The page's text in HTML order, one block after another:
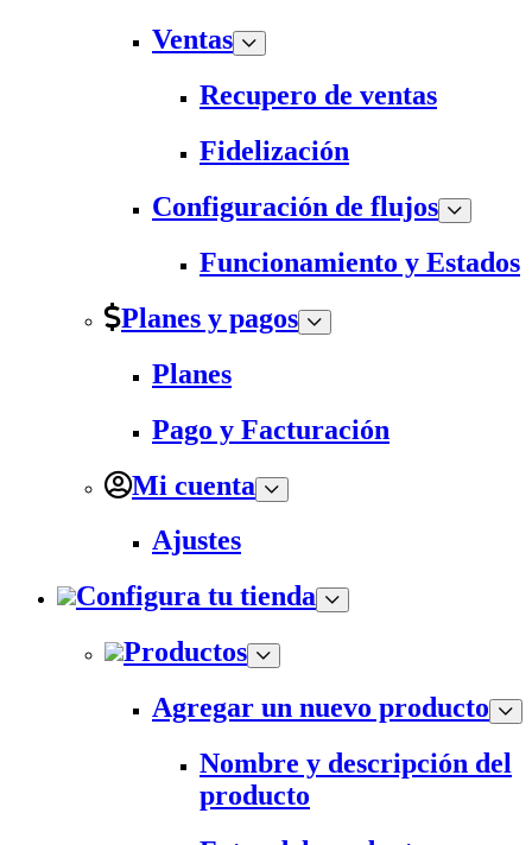
Ventas
Recupero de ventas
Fidelización
Configuración de flujos
Funcionamiento y Estados
Planes y pagos
Planes
Pago y Facturación
Mi cuenta
Ajustes
Configura tu tienda
Productos
Agregar un nuevo producto
Nombre y descripción del
producto